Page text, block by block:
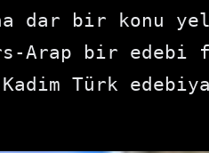
dar bir konu
Arap bir
Türk